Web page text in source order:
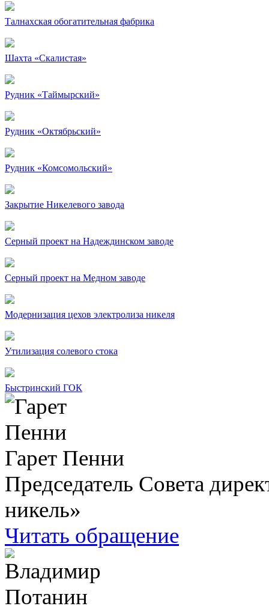
Талнахская обогатительная фабрика
Шахта «Скалистая»
Рудник «Таймырский»
Рудник «Октябрьский»
Рудник «Комсомольский»
Закрытие Никелевого завода
Серный проект на Надеждинском заводе
Серный проект на Медном заводе
Модернизация цехов электролиза никеля
Утилизация солевого стока
Быстринский ГОК
Гарет Пенни
Председатель Совета
никель»
Читать обращение